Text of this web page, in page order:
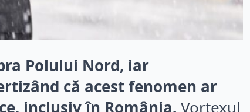
Polului Nord, iar
că acest fenomen ar
inclusiv în România. Vortexul